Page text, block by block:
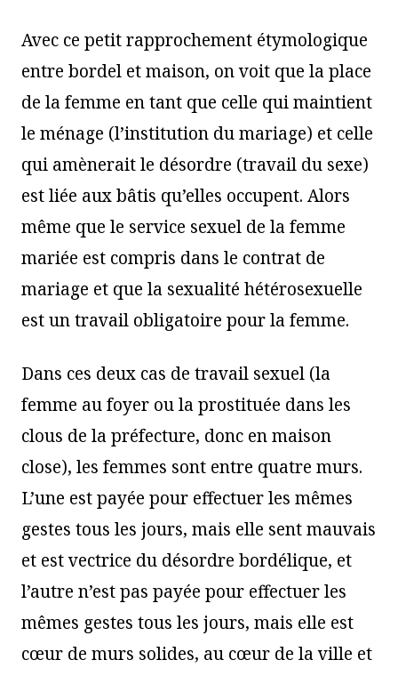
Avec ce petit rapprochement étymologique
entre bordel et maison, on voit que la place
de la femme en tant que celle qui maintient
le ménage (l’institution du mariage) et celle
qui amènerait le désordre (travail du sexe)
est liée aux bâtis qu’elles occupent. Alors
même que le service sexuel de la femme
mariée est compris dans le contrat de
mariage et que la sexualité hétérosexuelle
est un travail obligatoire pour la femme.
Dans ces deux cas de travail sexuel (la
femme au foyer ou la prostituée dans les
clous de la préfecture, donc en maison
close), les femmes sont entre quatre murs.
L’une est payée pour effectuer les mêmes
gestes tous les jours, mais elle sent mauvais
et est vectrice du désordre bordélique, et
l’autre n’est pas payée pour effectuer les
mêmes gestes tous les jours, mais elle est
cœur de murs solides, au cœur de la ville et